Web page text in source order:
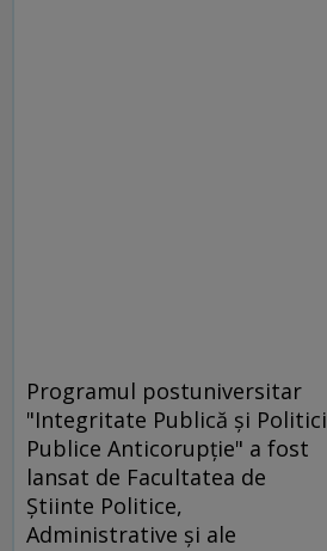
Programul postuniversitar
"Integritate Publică şi Politici
Publice Anticorupţie" a fost
lansat de Facultatea de
Ştiinte Politice,
Administrative şi ale